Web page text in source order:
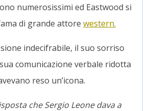
numerosissimi ed Eastwood si
di grande attore western.
indecifrabile, il suo sorriso
comunicazione verbale ridotta
reso un’icona.
che Sergio Leone dava a